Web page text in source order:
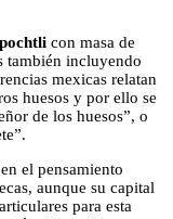
con masa de
también incluyendo
mexicas relatan
huesos y por ello se
de los huesos”, o
el pensamiento
aunque su capital
para esta